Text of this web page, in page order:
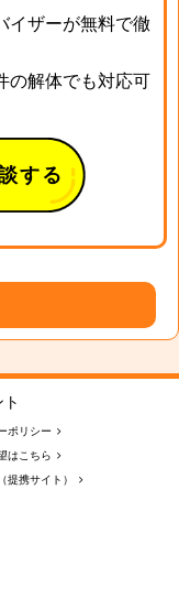
イザーが無料で徹
の解体でも対応可
する
ポリシー
はこちら
提携サイト）